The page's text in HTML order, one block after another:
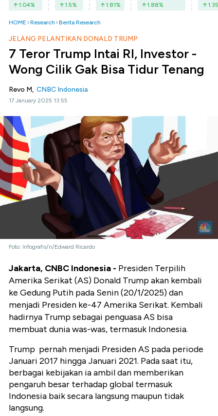
1.04% 1.5% 1.81% 1.88% 1.35
HOME Research Berita Research
JELANG PELANTIKAN DONALD TRUMP
7 Teror Trump Intai RI, Investor -
Wong Cilik Gak Bisa Tidur Tenang
Revo M, CNBC Indonesia
17 January 2025 13:55
Foto: Infografis/n/Edward Ricardo
Jakarta, CNBC Indonesia - Presiden Terpilih
Amerika Serikat (AS) Donald Trump akan kembali
ke Gedung Putih pada Senin (20/1/2025) dan
menjadi Presiden ke-47 Amerika Serikat. Kembali
hadirnya Trump sebagai penguasa AS bisa
membuat dunia was-was, termasuk Indonesia.
Trump pernah menjadi Presiden AS pada periode
Januari 2017 hingga Januari 2021. Pada saat itu,
berbagai kebijakan ia ambil dan memberikan
pengaruh besar terhadap global termasuk
Indonesia baik secara langsung maupun tidak
langsung.